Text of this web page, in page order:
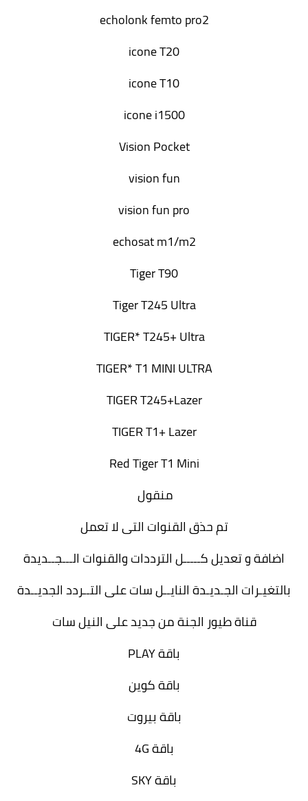
echolonk femto pro2
icone T20
icone T10
icone i1500
Vision Pocket
vision fun
vision fun pro
echosat m1/m2
Tiger T90
Tiger T245 Ultra
TIGER* T245+ Ultra
TIGER* T1 MINI ULTRA
TIGER T245+Lazer
TIGER T1+ Lazer
Red Tiger T1 Mini
منقول
تم حذق القنوات التى لا تعمل
اضافة و تعديل كـــــل الترددات والقنوات الـــجــديدة
بالتغيـرات الجـديـدة النايــل سات على التــردد الجديــدة
قناة طيور الجنة من جديد على النيل سات
باقة PLAY
باقة كوين
باقة بيروت
باقة 4G
باقة SKY